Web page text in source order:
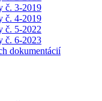
č. 3-2019
č. 4-2019
č. 5-2022
č. 6-2023
dokumentácií